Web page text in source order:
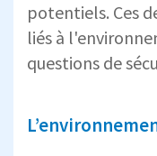
potentiels. Ces
liés à
questions de